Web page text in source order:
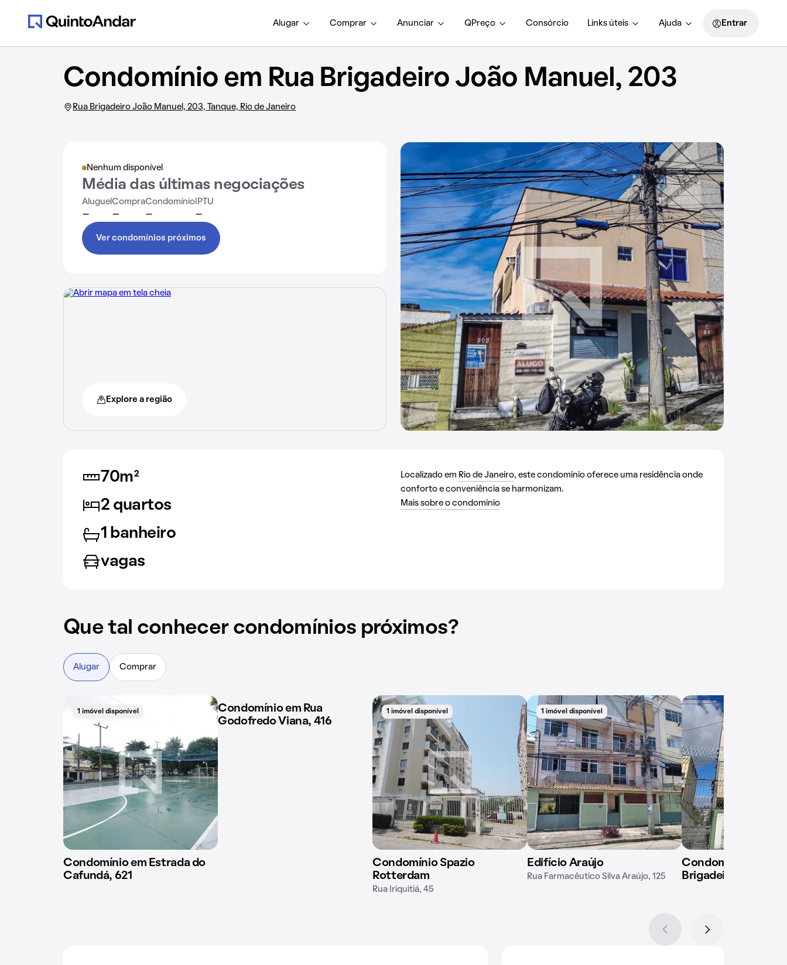
Alugar Comprar Anunciar QPreço Consórcio Links úteis Ajuda Entrar
Condomínio em Rua Brigadeiro João Manuel, 203
Rua Brigadeiro João Manuel, 203, Tanque, Rio de Janeiro
Nenhum disponível
Média das últimas negociações
Aluguel
-
Compra
-
Condomínio
-
IPTU
-
Ver condomínios próximos
Explore a região
70m²
2 quartos
1 banheiro
vagas
Localizado em Rio de Janeiro, este condomínio oferece uma residência onde
conforto e conveniência se harmonizam.
Mais sobre o condomínio
Que tal conhecer condomínios próximos?
Alugar Comprar
1 imóvel disponível
Condomínio em Estrada do
Cafundá, 621
1 imóvel disponível
Condomínio em Rua
Godofredo Viana, 416
1 imóvel disponível
Condomínio Spazio
Rotterdam
Rua Iriquitiá, 45
1 imóvel disponível
Edifício Araújo
Rua Farmacêutico Silva Araújo, 125
Condomínio em Rua
Brigadeiro João